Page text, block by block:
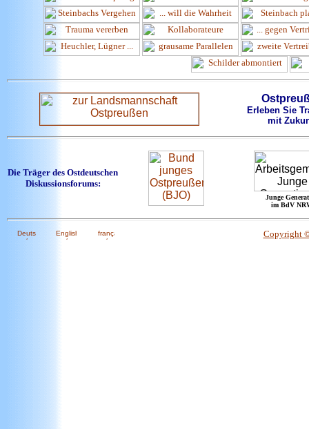
Erleben Sie
mit
Die Träger des Ostdeutschen
Diskussionsforums:
Junge
im BdV
Copyright